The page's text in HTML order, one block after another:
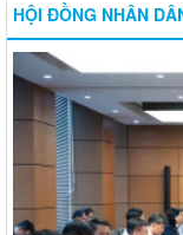
HỘI ĐỒNG NHÂN